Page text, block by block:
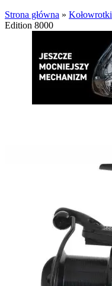
Strona główna » Kołowrotki
Edition 8000